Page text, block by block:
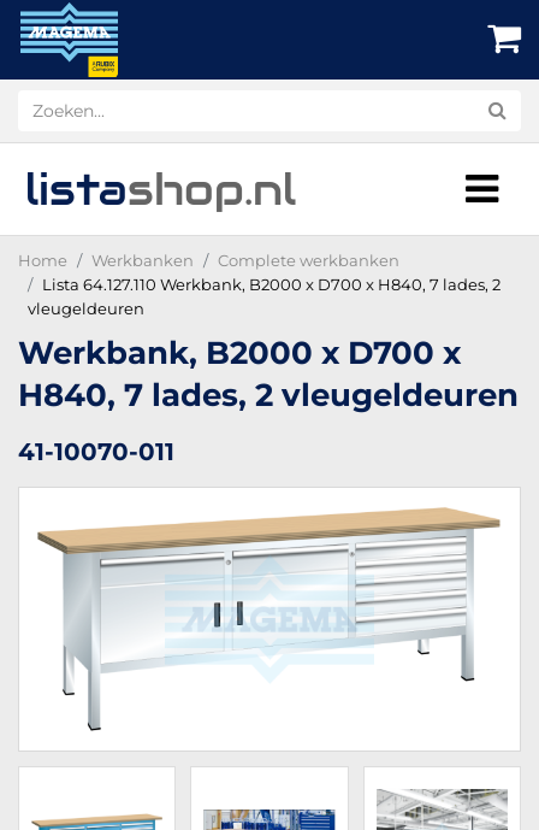
listashop.nl
Home Werkbanken
Complete werkbanken
Lista 64.127.110 Werkbank, B2000 x D700 x H840, 7 lades, 2
vleugeldeuren
Werkbank, B2000 x D700 x
H840, 7 lades, 2 vleugeldeuren
41-10070-011